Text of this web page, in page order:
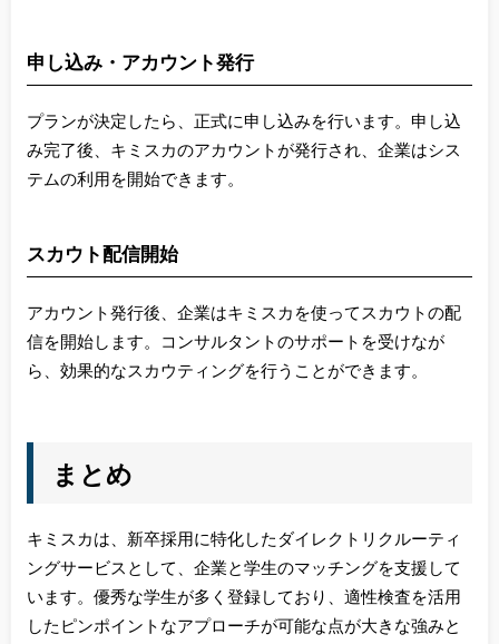
申し込み・アカウント発行
プランが決定したら、正式に申し込みを行います。申し込
み完了後、キミスカのアカウントが発行され、企業はシス
テムの利用を開始できます。
スカウト配信開始
アカウント発行後、企業はキミスカを使ってスカウトの配
信を開始します。コンサルタントのサポートを受けなが
ら、効果的なスカウティングを行うことができます。
まとめ
キミスカは、新卒採用に特化したダイレクトリクルーティ
ングサービスとして、企業と学生のマッチングを支援して
います。優秀な学生が多く登録しており、適性検査を活用
したピンポイントなアプローチが可能な点が大きな強みと